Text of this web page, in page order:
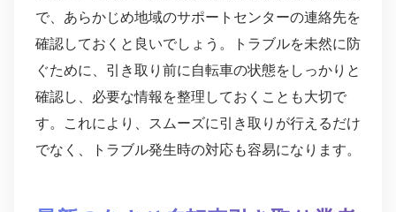
で、あらかじめ地域のサポートセンターの連絡先を
確認しておくと良いでしょう。トラブルを未然に防
ぐために、引き取り前に自転車の状態をしっかりと
確認し、必要な情報を整理しておくことも大切で
す。これにより、スムーズに引き取りが行えるだけ
でなく、トラブル発生時の対応も容易になります。